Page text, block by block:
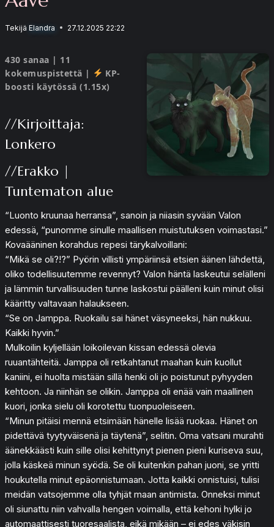
Tekijä Elandra 27.12.2025 22:22
430 sanaa | 11
kokemuspistettä |
KP-
boosti käytössä (1.15x)
//Kirjoittaja:
Lonkero
//Erakko |
Tuntematon alue
“Luonto kruunaa herransa”, sanoin ja niiasin syvään Valon
edessä, “punomme sinulle maallisen muistutuksen voimastasi.”
Kovaääninen korahdus repesi tärykalvoillani:
“Mikä se oli?!?” Pyörin villisti ympäriinsä etsien äänen lähdettä,
oliko todellisuutemme revennyt? Valon häntä laskeutui selälleni
ja lämmin turvallisuuden tunne laskostui päälleni kuin minut olisi
kääritty valtavaan halaukseen.
“Se on Jamppa. Ruokailu sai hänet väsyneeksi, hän nukkuu.
Kaikki hyvin.”
Mulkoilin kyljellään loikoilevan kissan edessä olevia
ruuantähteitä. Jamppa oli retkahtanut maahan kuin kuollut
kaniini, ei huolta mistään sillä henki oli jo poistunut pyhyyden
kehtoon. Ja niinhän se olikin. Jamppa oli enää vain maallinen
kuori, jonka sielu oli korotettu tuonpuoleiseen.
“Minun pitäisi mennä etsimään hänelle lisää ruokaa. Hänet on
pidettävä tyytyväisenä ja täytenä”, selitin. Oma vatsani murahti
äänekkäästi kuin sille olisi kehittynyt pienen pieni kuriseva suu,
jolla käskeä minun syödä. Se oli kuitenkin pahan juoni, se yritti
houkutella minut epäonnistumaan. Jotta kaikki onnistuisi, tulisi
meidän vatsojemme olla tyhjät maan antimista. Onneksi minut
oli siunattu niin vahvalla hengen voimalla, että kehoni hylki jo
automaattisesti tuoresaalista, eikä mikään – ei edes väkisin